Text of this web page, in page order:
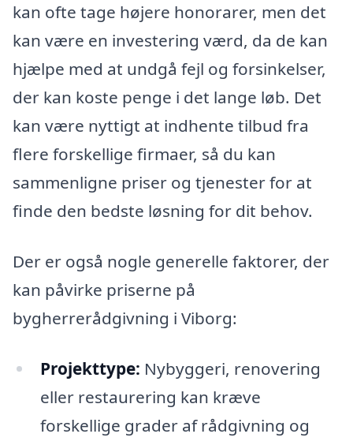
kan ofte tage højere honorarer, men det
kan være en investering værd, da de kan
hjælpe med at undgå fejl og forsinkelser,
der kan koste penge i det lange løb. Det
kan være nyttigt at indhente tilbud fra
flere forskellige firmaer, så du kan
sammenligne priser og tjenester for at
finde den bedste løsning for dit behov.
Der er også nogle generelle faktorer, der
kan påvirke priserne på
bygherrerådgivning i Viborg:
Projekttype: Nybyggeri, renovering
eller restaurering kan kræve
forskellige grader af rådgivning og